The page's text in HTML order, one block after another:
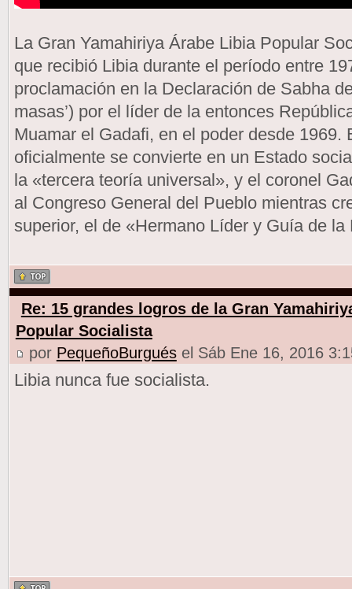
La Gran Yamahiriya Árabe Libia Popular
que recibió Libia durante el período entre
proclamación en la Declaración de Sabha
masas’) por el líder de la entonces
Muamar el Gadafi, en el poder desde 1969.
oficialmente se convierte en un Estado
la «tercera teoría universal», y el coronel
al Congreso General del Pueblo mientras
superior, el de «Hermano Líder y Guía de la
Re: 15 grandes logros de la Gran
Popular Socialista
por PequeñoBurguésel Sáb Ene 16, 2016
Libia nunca fue socialista.